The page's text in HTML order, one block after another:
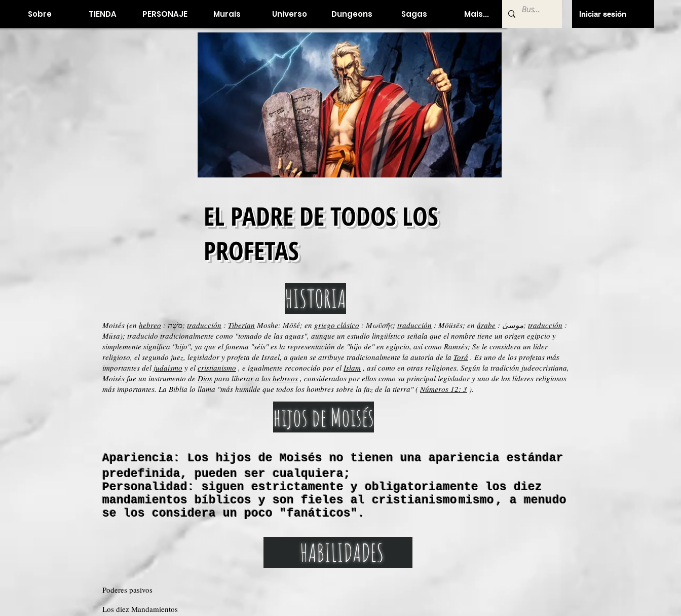
Sobre TIENDA PERSONAJE Murais Universo Dungeons Sagas Mais... Iniciar sesión
EL PADRE DE TODOS LOS
PROFETAS
HISTORIA
Moisés (en hebreo : מֹשֶׁה; traducción : Tiberian Moshe: Mōšé; en griego clásico : Mωϋσῆς; traducción : Mōüsēs; en árabe : موسىٰ; traducción :
Mūsa); traducido tradicionalmente como "tomado de las aguas", aunque un estudio lingüístico señala que el nombre tiene un origen egipcio y
simplemente significa "hijo", ya que el fonema "séis" es la representación de "hijo de" en egipcio, así como Ramsés; Se le considera un líder
religioso, el segundo juez, legislador y profeta de Israel, a quien se atribuye tradicionalmente la autoría de la Torá . Es uno de los profetas más
importantes del judaísmo y el cristianismo , e igualmente reconocido por el Islam , así como en otras religiones. Según la tradición judeocristiana,
Moisés fue un instrumento de Dios para liberar a los hebreos , considerados por ellos como su principal legislador y uno de los líderes religiosos
más importantes. La Biblia lo llama "más humilde que todos los hombres sobre la faz de la tierra" ( Números 12: 3 ).
hijos de Moisés
Apariencia: Los hijos de Moisés no tienen una apariencia estándar
predefinida, pueden ser cualquiera;
Personalidad: siguen estrictamente y obligatoriamente los diez
mandamientos bíblicos y son fieles al cristianismomismo , a menudo
se los considera un poco "fanáticos".
HABILIDADES
Poderes pasivos
Los diez Mandamientos